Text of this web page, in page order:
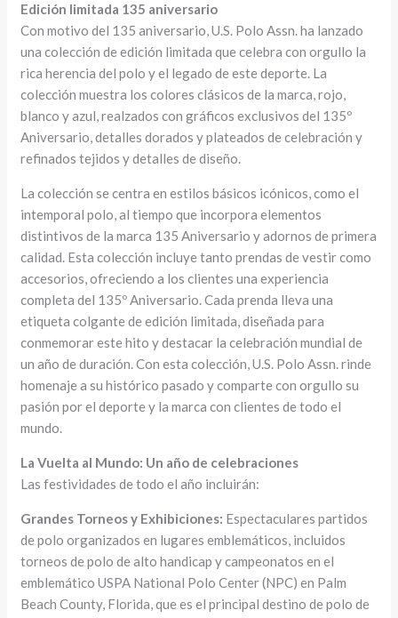
Edición limitada 135 aniversario
Con motivo del 135 aniversario, U.S. Polo Assn. ha lanzado
una colección de edición limitada que celebra con orgullo la
rica herencia del polo y el legado de este deporte. La
colección muestra los colores clásicos de la marca, rojo,
blanco y azul, realzados con gráficos exclusivos del 135º
Aniversario, detalles dorados y plateados de celebración y
refinados tejidos y detalles de diseño.
La colección se centra en estilos básicos icónicos, como el
intemporal polo, al tiempo que incorpora elementos
distintivos de la marca 135 Aniversario y adornos de primera
calidad. Esta colección incluye tanto prendas de vestir como
accesorios, ofreciendo a los clientes una experiencia
completa del 135º Aniversario. Cada prenda lleva una
etiqueta colgante de edición limitada, diseñada para
conmemorar este hito y destacar la celebración mundial de
un año de duración. Con esta colección, U.S. Polo Assn. rinde
homenaje a su histórico pasado y comparte con orgullo su
pasión por el deporte y la marca con clientes de todo el
mundo.
La Vuelta al Mundo: Un año de celebraciones
Las festividades de todo el año incluirán:
Grandes Torneos y Exhibiciones: Espectaculares partidos
de polo organizados en lugares emblemáticos, incluidos
torneos de polo de alto handicap y campeonatos en el
emblemático USPA National Polo Center (NPC) en Palm
Beach County, Florida, que es el principal destino de polo de